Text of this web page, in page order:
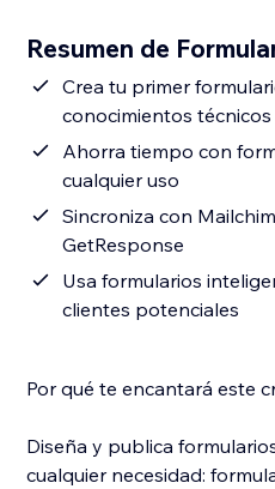
Resumen de
Crea tu primer
conocimientos técnicos
Ahorra tiempo con
cualquier uso
Sincroniza con
GetResponse
Usa formularios
clientes potenciales
Por qué te encantará este
Diseña y publica
cualquier necesidad: